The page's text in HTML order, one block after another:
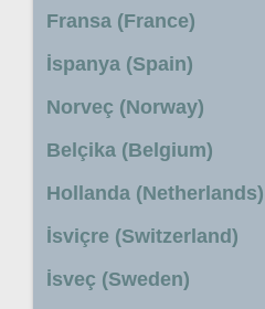
Fransa (France)
İspanya (Spain)
Norveç (Norway)
Belçika (Belgium)
Hollanda (Netherlands)
İsviçre (Switzerland)
İsveç (Sweden)